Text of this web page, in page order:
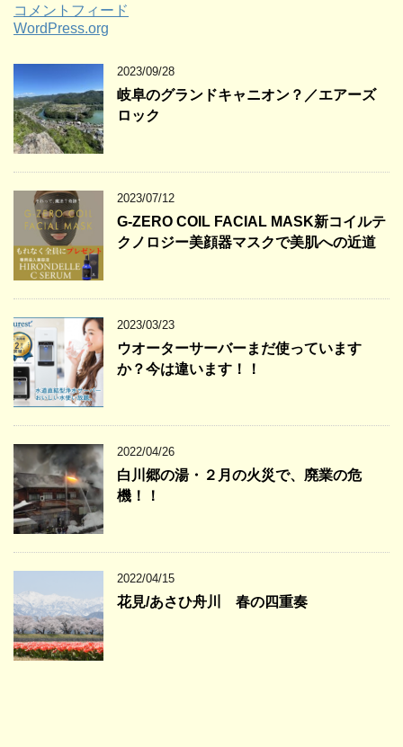
コメントフィード
WordPress.org
2023/09/28
岐阜のグランドキャニオン？／エアーズ
ロック
2023/07/12
G-ZERO COIL FACIAL MASK新コイルテ
クノロジー美顔器マスクで美肌への近道
2023/03/23
ウオーターサーバーまだ使っています
か？今は違います！！
2022/04/26
白川郷の湯・２月の火災で、廃業の危
機！！
2022/04/15
花見/あさひ舟川 春の四重奏